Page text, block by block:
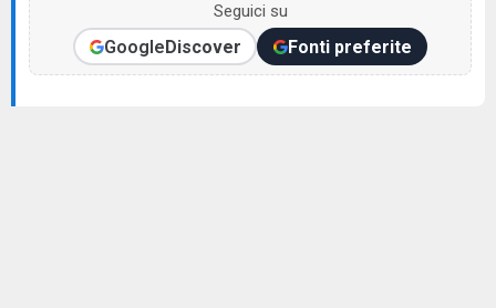
Seguici su
GoogleDiscover Fonti preferite